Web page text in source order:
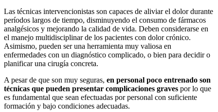
Las técnicas intervencionistas son capaces de aliviar el dolor durante
períodos largos de tiempo, disminuyendo el consumo de fármacos
analgésicos y mejorando la calidad de vida. Deben considerarse en
el manejo multidisciplinar de los pacientes con dolor crónico.
Asimismo, pueden ser una herramienta muy valiosa en
enfermedades con un diagnóstico complicado, o bien para decidir o
planificar una cirugía concreta.
A pesar de que son muy seguras, en personal poco entrenado son
técnicas que pueden presentar complicaciones graves por lo que
es fundamental que sean efectuadas por personal con suficiente
formación y bajo condiciones adecuadas.